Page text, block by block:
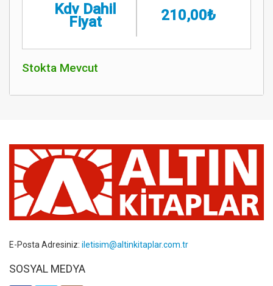
Kdv Dahil
Fiyat 210,00₺
Stokta Mevcut
E-Posta Adresiniz: iletisim@altinkitaplar.com.tr
SOSYAL MEDYA